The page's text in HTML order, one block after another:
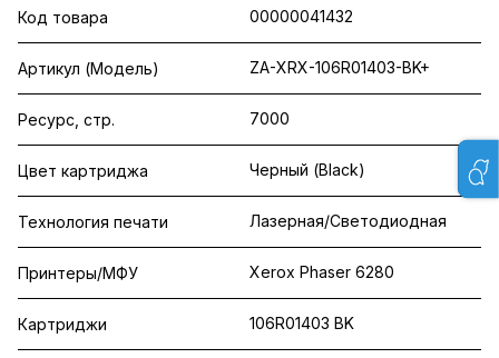
Код товара 00000041432
Артикул (Модель) ZA-XRX-106R01403-BK+
Ресурс, стр. 7000
Цвет картриджа Черный (Black)
Технология печати Лазерная/Светодиодная
Принтеры/МФУ Xerox Phaser 6280
Картриджи 106R01403 BK